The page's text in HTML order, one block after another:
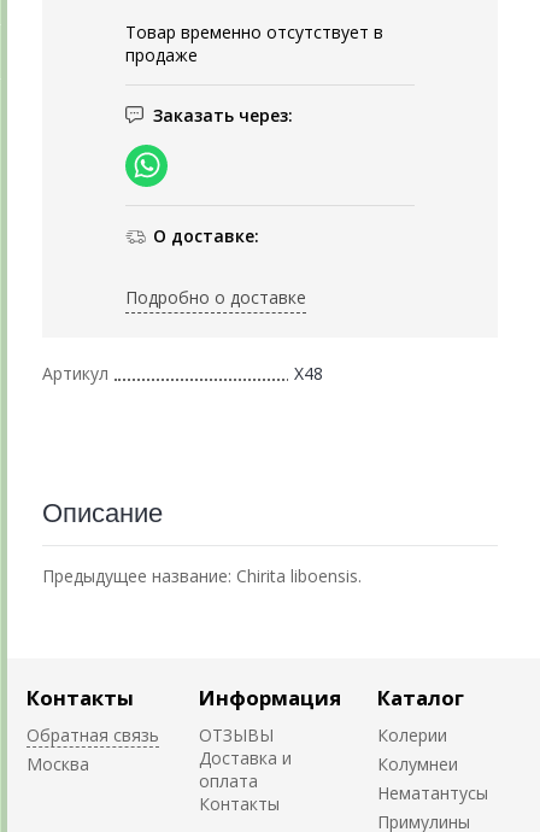
Товар временно отсутствует в
продаже
Заказать через:
О доставке:
Подробно о доставке
Артикул Х48
Описание
Предыдущее название: Chirita liboensis.
Контакты
Обратная связь
Москва
Информация
ОТЗЫВЫ
Доставка и
оплата
Контакты
Каталог
Колерии
Колумнеи
Нематантусы
Примулины